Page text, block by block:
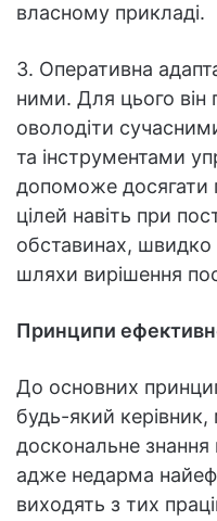
власному прикладі.
3. Оперативна
ними. Для цього він
оволодіти
та інструментами
допоможе досягати
цілей навіть при
обставинах, швидко
шляхи вирішення
Принципи
До основних
будь-який
доскональне
адже недарма
виходять з тих